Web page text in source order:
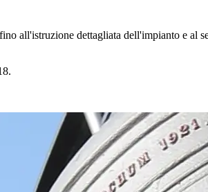
all'istruzione dettagliata dell'impianto e al